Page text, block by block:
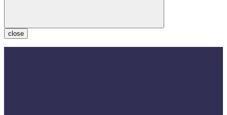
close